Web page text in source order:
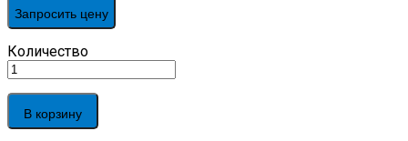
Запросить цену
Алюминиевый
АД31Т
швеллер
10х10х10х1.5х4000
quantity
Количество
В корзину